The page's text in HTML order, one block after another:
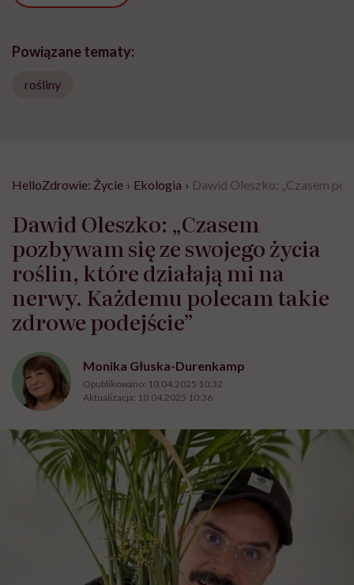
Powiązane tematy:
rośliny
HelloZdrowie: Życie › Ekologia › Dawid Oleszko: „Czasem
Dawid Oleszko: „Czasem
pozbywam się ze swojego życia
roślin, które działają mi na
nerwy. Każdemu polecam takie
zdrowe podejście”
Monika Głuska-Durenkamp
Opublikowano: 10.04.2025 10:32
Aktualizacja: 10.04.2025 10:36